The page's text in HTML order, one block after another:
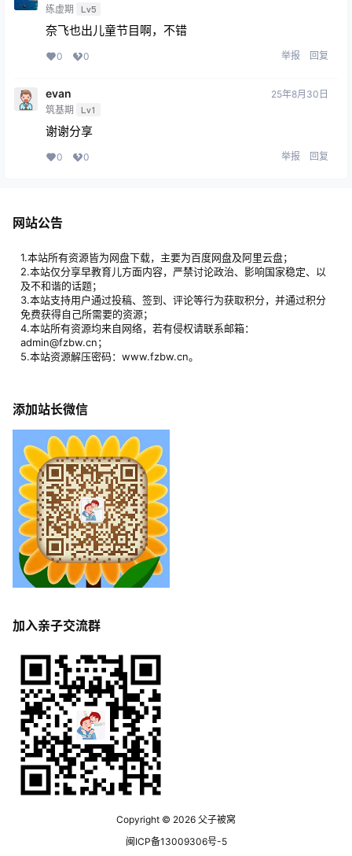
练虚期 Lv5
奈飞也出儿童节目啊，不错
0 0 举报 回复
evan
筑基期 Lv1
25年8月30日
谢谢分享
0 0 举报 回复
网站公告
1.本站所有资源皆为网盘下载，主要为百度网盘及阿里云盘；
2.本站仅分享早教育儿方面内容，严禁讨论政治、影响国家稳定、以
及不和谐的话题；
3.本站支持用户通过投稿、签到、评论等行为获取积分，并通过积分
免费获得自己所需要的资源；
4.本站所有资源均来自网络，若有侵权请联系邮箱：
admin@fzbw.cn；
5.本站资源解压密码：www.fzbw.cn。
添加站长微信
加入亲子交流群
Copyright © 2026 父子被窝
闽ICP备13009306号-5